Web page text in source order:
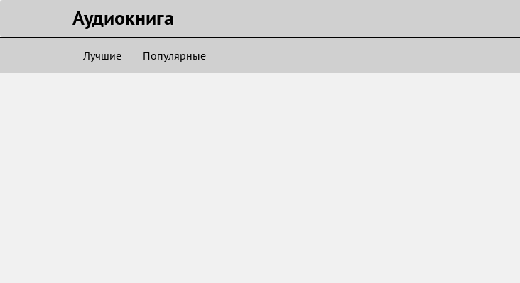
Аудиокнигa
Лучшие Популярные